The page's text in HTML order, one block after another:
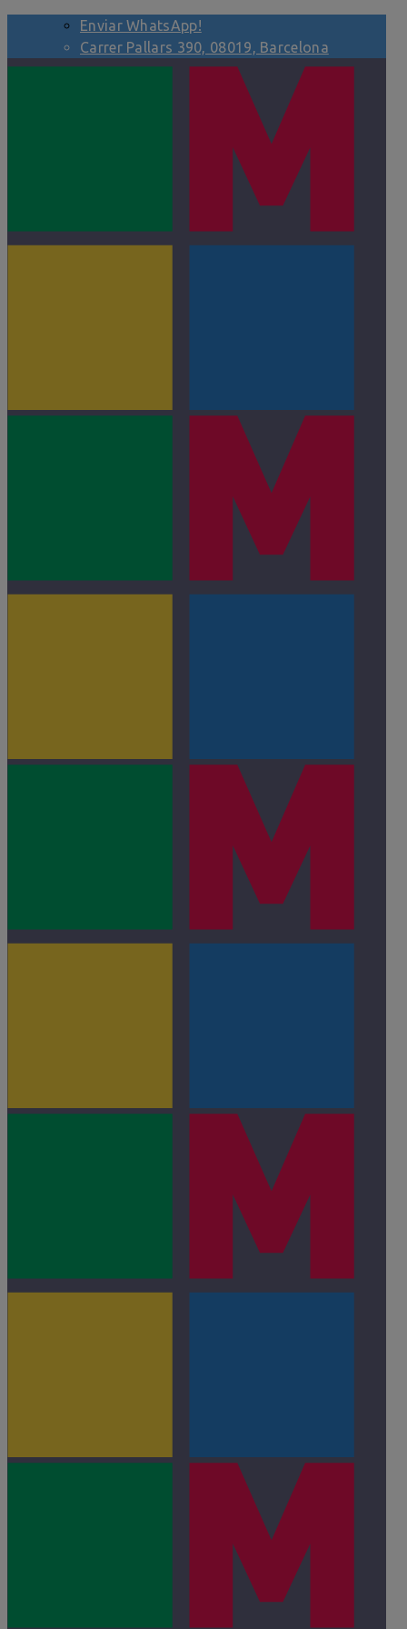
Enviar WhatsApp!
Carrer Pallars 390, 08019, Barcelona